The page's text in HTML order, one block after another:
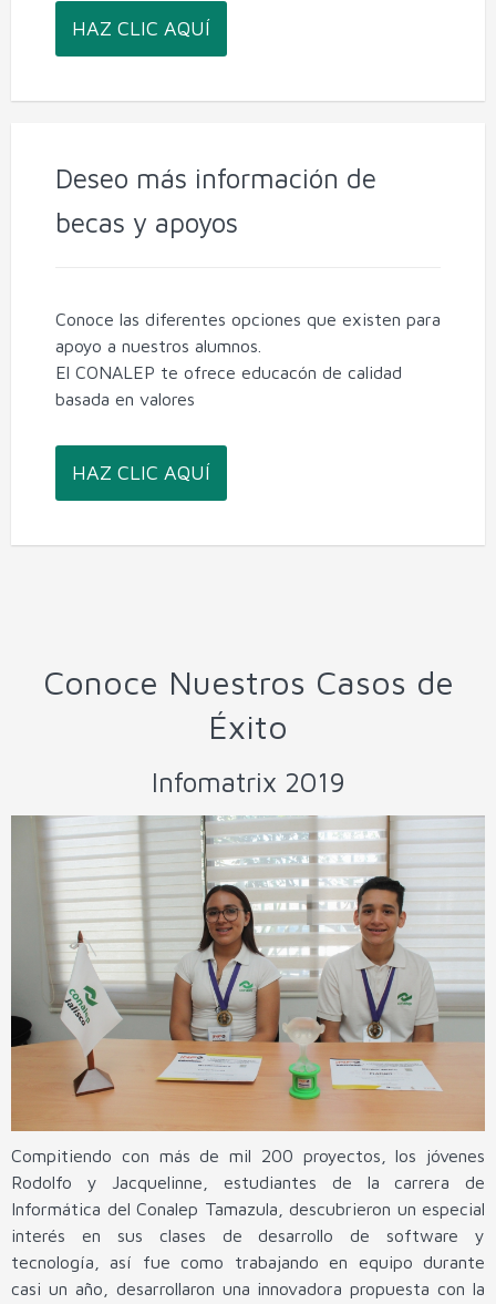
HAZ CLIC AQUÍ
Deseo más información de
becas y apoyos
Conoce las diferentes opciones que existen para
apoyo a nuestros alumnos.
El CONALEP te ofrece educacón de calidad
basada en valores
HAZ CLIC AQUÍ
Conoce Nuestros Casos de
Éxito
Infomatrix 2019
Compitiendo con más de mil 200 proyectos, los jóvenes
Rodolfo y Jacquelinne, estudiantes de la carrera de
Informática del Conalep Tamazula, descubrieron un especial
interés en sus clases de desarrollo de software y
tecnología, así fue como trabajando en equipo durante
casi un año, desarrollaron una innovadora propuesta con la